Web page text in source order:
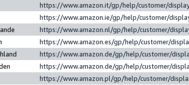
https://www.amazon.it/gp/help/customer/
https://www.amazon.ie/gp/help/customer/
https://www.amazon.nl/gp/help/customer/
https://www.amazon.es/gp/help/customer/
https://www.amazon.de/gp/help/customer/
https://www.amazon.de/gp/help/customer/
https://www.amazon.pl/gp/help/customer/